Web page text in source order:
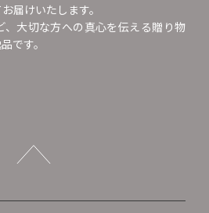
届けいたします。
、大切な方への真心を伝える贈り物
です。